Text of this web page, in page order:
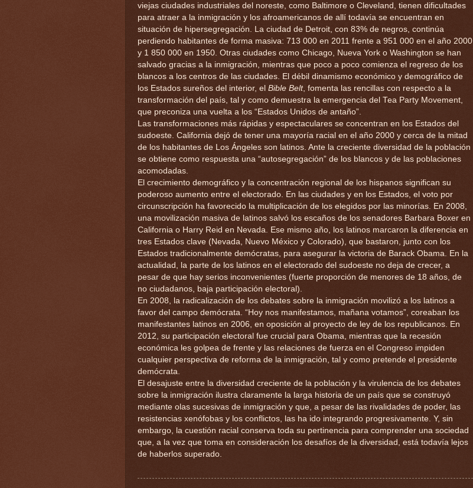
viejas ciudades industriales del noreste, como Baltimore o Cleveland, tienen dificultades
para atraer a la inmigración y los afroamericanos de allí todavía se encuentran en
situación de hipersegregación. La ciudad de Detroit, con 83% de negros, continúa
perdiendo habitantes de forma masiva: 713 000 en 2011 frente a 951 000 en el año 2000
y 1 850 000 en 1950. Otras ciudades como Chicago, Nueva York o Washington se han
salvado gracias a la inmigración, mientras que poco a poco comienza el regreso de los
blancos a los centros de las ciudades. El débil dinamismo económico y demográfico de
los Estados sureños del interior, el Bible Belt, fomenta las rencillas con respecto a la
transformación del país, tal y como demuestra la emergencia del Tea Party Movement,
que preconiza una vuelta a los “Estados Unidos de antaño”.
Las transformaciones más rápidas y espectaculares se concentran en los Estados del
sudoeste. California dejó de tener una mayoría racial en el año 2000 y cerca de la mitad
de los habitantes de Los Ángeles son latinos. Ante la creciente diversidad de la población
se obtiene como respuesta una “autosegregación” de los blancos y de las poblaciones
acomodadas.
El crecimiento demográfico y la concentración regional de los hispanos significan su
poderoso aumento entre el electorado. En las ciudades y en los Estados, el voto por
circunscripción ha favorecido la multiplicación de los elegidos por las minorías. En 2008,
una movilización masiva de latinos salvó los escaños de los senadores Barbara Boxer en
California o Harry Reid en Nevada. Ese mismo año, los latinos marcaron la diferencia en
tres Estados clave (Nevada, Nuevo México y Colorado), que bastaron, junto con los
Estados tradicionalmente demócratas, para asegurar la victoria de Barack Obama. En la
actualidad, la parte de los latinos en el electorado del sudoeste no deja de crecer, a
pesar de que hay serios inconvenientes (fuerte proporción de menores de 18 años, de
no ciudadanos, baja participación electoral).
En 2008, la radicalización de los debates sobre la inmigración movilizó a los latinos a
favor del campo demócrata. “Hoy nos manifestamos, mañana votamos”, coreaban los
manifestantes latinos en 2006, en oposición al proyecto de ley de los republicanos. En
2012, su participación electoral fue crucial para Obama, mientras que la recesión
económica les golpea de frente y las relaciones de fuerza en el Congreso impiden
cualquier perspectiva de reforma de la inmigración, tal y como pretende el presidente
demócrata.
El desajuste entre la diversidad creciente de la población y la virulencia de los debates
sobre la inmigración ilustra claramente la larga historia de un país que se construyó
mediante olas sucesivas de inmigración y que, a pesar de las rivalidades de poder, las
resistencias xenófobas y los conflictos, las ha ido integrando progresivamente. Y, sin
embargo, la cuestión racial conserva toda su pertinencia para comprender una sociedad
que, a la vez que toma en consideración los desafíos de la diversidad, está todavía lejos
de haberlos superado.